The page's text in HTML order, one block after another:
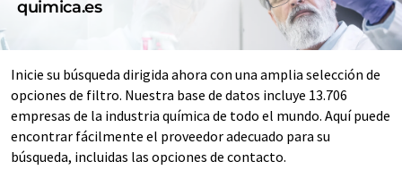
quimica.es
Inicie su búsqueda dirigida ahora con una amplia selección de
opciones de filtro. Nuestra base de datos incluye 13.706
empresas de la industria química de todo el mundo. Aquí puede
encontrar fácilmente el proveedor adecuado para su
búsqueda, incluidas las opciones de contacto.